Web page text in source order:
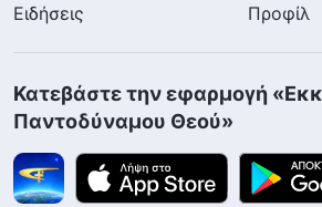
Ειδήσεις
Προφίλ
Κατεβάστε την εφαρμογή
Παντοδύναμου Θεού»